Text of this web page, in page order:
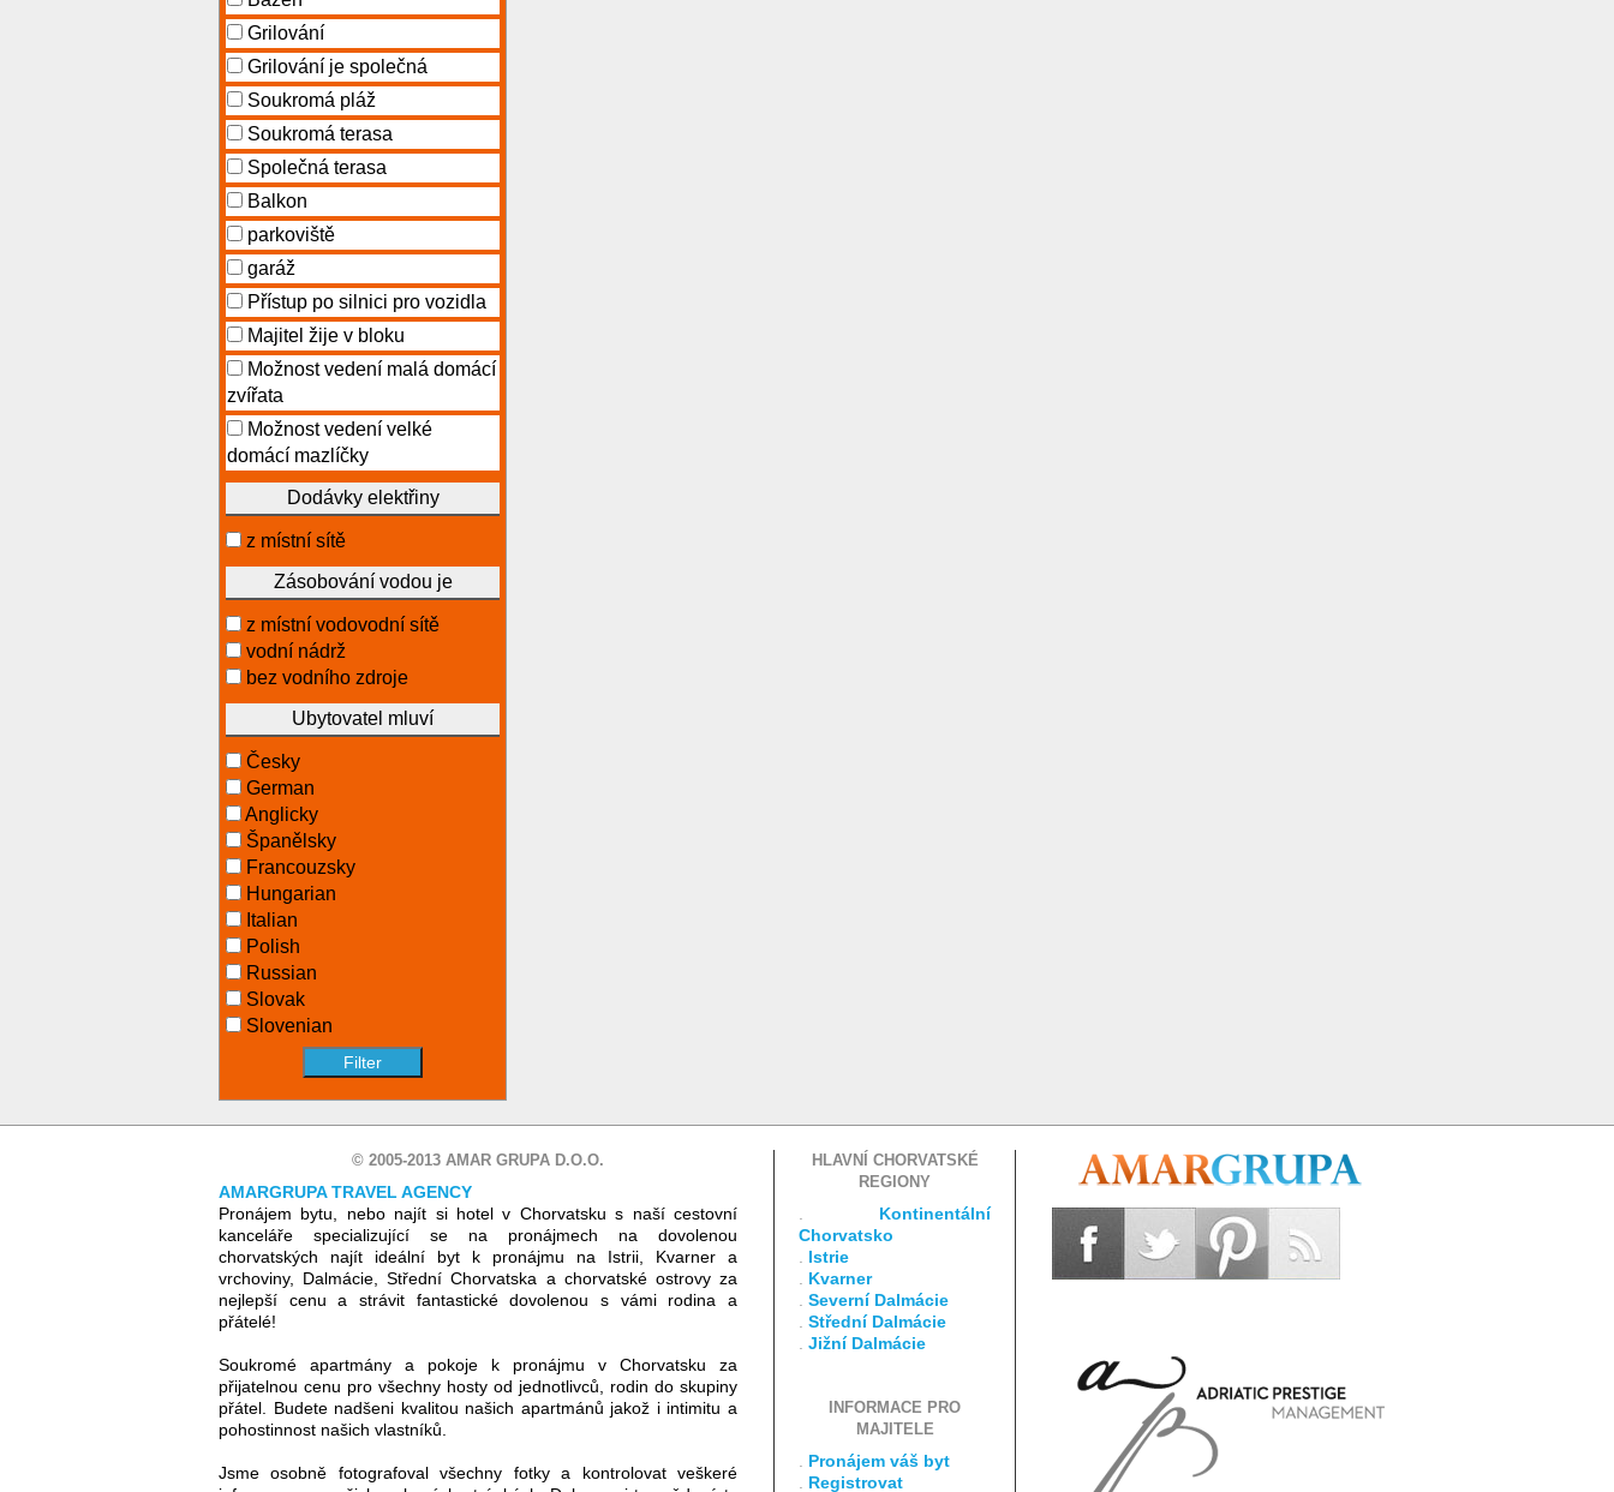
Grilování
Grilování je společná
Soukromá pláž
Soukromá terasa
Společná terasa
Balkon
parkoviště
garáž
Přístup po silnici pro vozidla
Majitel žije v bloku
Možnost vedení malá domácí
zvířata
Možnost vedení velké
domácí mazlíčky
Dodávky elektřiny
z místní sítě
Zásobování vodou je
z místní vodovodní sítě
vodní nádrž
bez vodního zdroje
Ubytovatel mluví
Česky
German
Anglicky
Španělsky
Francouzsky
Hungarian
Italian
Polish
Russian
Slovak
Slovenian
© 2005-2013 AMAR GRUPA D.O.O.
AMARGRUPA TRAVEL AGENCY
Pronájem bytu, nebo najít si hotel v Chorvatsku s naší cestovní
kanceláře specializující se na pronájmech na dovolenou
chorvatských najít ideální byt k pronájmu na Istrii, Kvarner a
vrchoviny, Dalmácie, Střední Chorvatska a chorvatské ostrovy za
nejlepší cenu a strávit fantastické dovolenou s vámi rodina a
přátelé!
Soukromé apartmány a pokoje k pronájmu v Chorvatsku za
přijatelnou cenu pro všechny hosty od jednotlivců, rodin do skupiny
přátel. Budete nadšeni kvalitou našich apartmánů jakož i intimitu a
pohostinnost našich vlastníků.
Jsme osobně fotografoval všechny fotky a kontrolovat veškeré
HLAVNÍ CHORVATSKÉ
REGIONY
Kontinentální
Chorvatsko
Istrie
Kvarner
Severní Dalmácie
Střední Dalmácie
Jižní Dalmácie
INFORMACE PRO
MAJITELE
Pronájem váš byt
Registrovat